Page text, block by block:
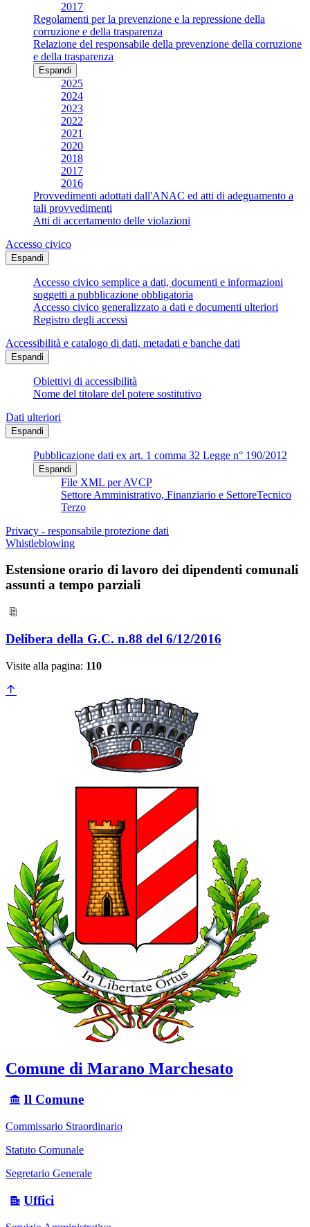
2017
Regolamenti per la prevenzione e la repressione della
corruzione e della trasparenza
Relazione del responsabile della prevenzione della corruzione
e della trasparenza
Espandi
2025
2024
2023
2022
2021
2020
2018
2017
2016
Provvedimenti adottati dall'ANAC ed atti di adeguamento a
tali provvedimenti
Atti di accertamento delle violazioni
Accesso civico
Espandi
Accesso civico semplice a dati, documenti e informazioni
soggetti a pubblicazione obbligatoria
Accesso civico generalizzato a dati e documenti ulteriori
Registro degli accessi
Accessibilità e catalogo di dati, metadati e banche dati
Espandi
Obiettivi di accessibilità
Nome del titolare del potere sostitutivo
Dati ulteriori
Espandi
Pubblicazione dati ex art. 1 comma 32 Legge n° 190/2012
Espandi
File XML per AVCP
Settore Amministrativo, Finanziario e SettoreTecnico
Terzo
Privacy - responsabile protezione dati
Whistleblowing
Estensione orario di lavoro dei dipendenti comunali
assunti a tempo parziali
Delibera della G.C. n.88 del 6/12/2016
Visite alla pagina: 110
Comune di Marano Marchesato
Il Comune
Commissario Straordinario
Statuto Comunale
Segretario Generale
Uffici